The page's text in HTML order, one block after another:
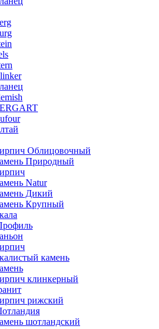
Облицовочный
Природный
Natur
Дикий
Крупный
камень
клинкерный
рижский
шотландский